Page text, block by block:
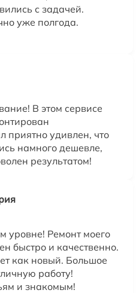
с задачей.
уже полгода.
В этом сервисе
приятно удивлен, что
намного дешевле,
результатом!
уровне! Ремонт моего
быстро и качественно.
как новый. Большое
работу!
и знакомым!